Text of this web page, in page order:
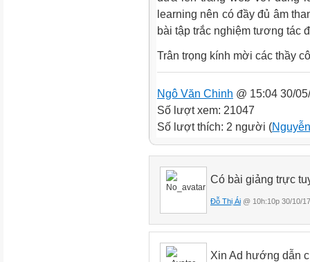
learning nên có đầy đủ âm
bài tập trắc nghiệm tương tác
Trân trọng kính mời các thầy
Ngô Văn Chinh @ 15:04 30/
Số lượt xem: 21047
Số lượt thích: 2 người (
Có bài giảng trực
Đỗ Thị Ái @ 10h:10p 30/10/17
Xin Ad hướng dẫn